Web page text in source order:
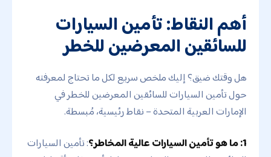
أهم النقاط: تأمين السيارات
للسائقين المعرضين للخطر
هل وقتك ضيق؟ إليك ملخص سريع لكل ما تحتاج لمعرفته
حول تأمين السيارات للسائقين المعرضين للخطر في
الإمارات العربية المتحدة – نقاط رئيسية، مُبسطة.
1: ما هو تأمين السيارات عالية المخاطر؟
: تأمين السيارات